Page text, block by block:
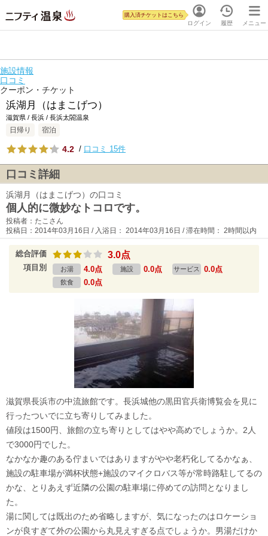
ログイン
購入済チケットはこちら
履歴 メニュー
施設情報
口コミ
クーポン・チケット
浜湖月（はまこげつ）
滋賀県 / 長浜 / 長浜太閤温泉
日帰り 宿泊
4.2 / 口コミ 15件
口コミ詳細
浜湖月（はまこげつ）の口コミ
個人的に微妙なトコロです。
投稿者：たこさん
投稿日：2014年03月16日 / 入浴日： 2014年03月16日 / 滞在時間： 2時間以内
総合評価 3.0点
項目別 お湯 4.0点 施設 0.0点 サービス 0.0点
飲食 0.0点
滋賀県長浜市の中流旅館です。長浜城他の黒田官兵衛博覧会を見に
行ったついでに立ち寄りしてみました。
値段は1500円、旅館の立ち寄りとしてはやや高めでしょうか。2人
で3000円でした。
なかなか趣のある佇まいではありますがやや老朽化してるかなぁ、
施設の駐車場が満杯状態+施設のマイクロバス等が常時路駐してるの
かな、とりあえず近隣の公園の駐車場に停めての訪問となりまし
た。
湯に関しては既出のため省略しますが、気になったのはロケーショ
ンが良すぎて外の公園から丸見えすぎる点でしょうか。男湯だけか